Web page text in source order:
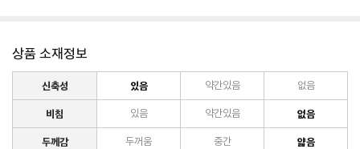
상품 소재정보
신축성 있음 약간있음 없음
비침 있음 약간있음 없음
두께감 두꺼움 중간 얇음